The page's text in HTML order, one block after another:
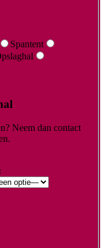
Spantent
Neem dan contact